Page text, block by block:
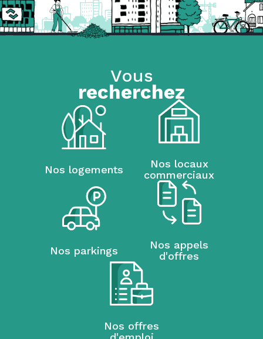
Vous
recherchez
Nos logements
Nos locaux
commerciaux
Nos parkings
Nos appels
d'offres
Nos offres